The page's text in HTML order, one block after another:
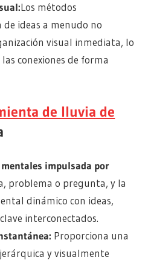
:Los métodos
ideas a menudo no
visual inmediata, lo
conexiones de forma
de lluvia de
impulsada por
problema o pregunta, y la
dinámico con ideas,
interconectados.
Proporciona una
y visualmente